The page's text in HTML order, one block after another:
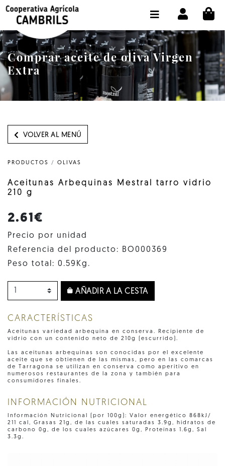
Comprar aceite de oliva Virgen
Extra
VOLVER AL MENÚ
PRODUCTOS / OLIVAS
Aceitunas Arbequinas Mestral tarro vidrio
210 g
2.61€
Precio por unidad
Referencia del producto: BO000369
Peso total: 0.59Kg.
AÑADIR A LA CESTA
CARACTERÍSTICAS
Aceitunas variedad arbequina en conserva. Recipiente de
vidrio con un contenido neto de 210g (escurrido).
Las aceitunas arbequinas son conocidas por el excelente
aceite que se obtienen de las mismas, pero en las comarcas
de Tarragona se utilizan en conserva como aperitivo en
numerosos restaurantes de la zona y también para
consumidores finales.
INFORMACIÓN NUTRICIONAL
Información Nutricional (por 100g): Valor energético 868kJ/
211 cal, Grasas 21g, de las cuales saturadas 3.9g, hidratos de
carbono 0g, de los cuales azúcares 0g, Proteínas 1.6g, Sal
3.3g.
TIENDA COMPRA ONLINE
LA COOPERATIVA
OLEOTOUR
PRODUCTOS
NUESTRO ACEITE
SELECCIONAR IDIOMA : ES